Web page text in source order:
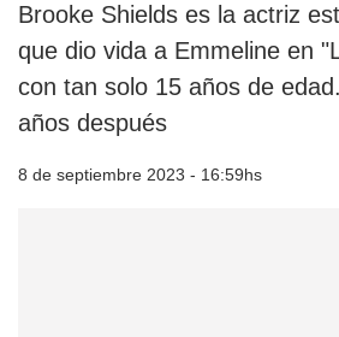
Brooke Shields es la actriz
que dio vida a Emmeline en
con tan solo 15 años de
años después
8 de septiembre 2023 - 16:59hs